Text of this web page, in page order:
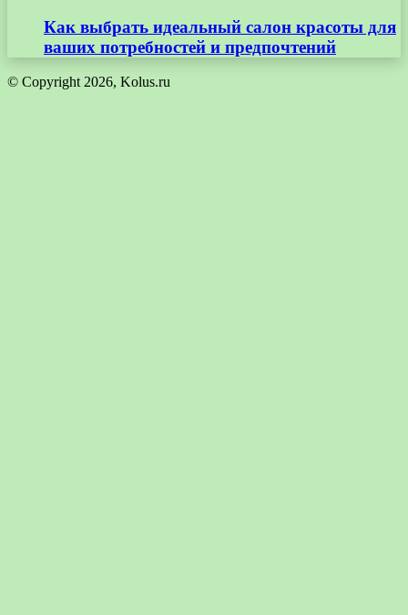
Как выбрать идеальный салон красоты для
ваших потребностей и предпочтений
© Copyright 2026, Kolus.ru